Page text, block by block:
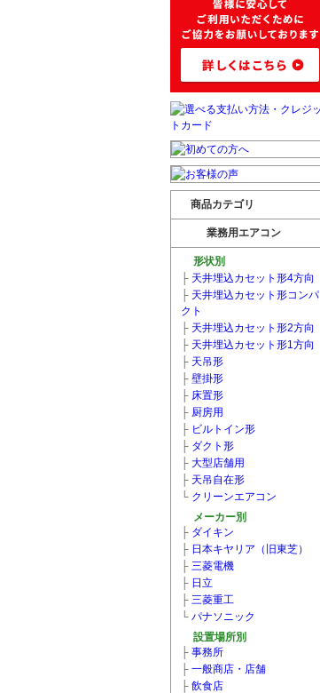
商品カテゴリ
業務用エアコン
形状別
├ 天井埋込カセット形4方向
├ 天井埋込カセット形コンパ
クト
├ 天井埋込カセット形2方向
├ 天井埋込カセット形1方向
├ 天吊形
├ 壁掛形
├ 床置形
├ 厨房用
├ ビルトイン形
├ ダクト形
├ 大型店舗用
├ 天吊自在形
└ クリーンエアコン
メーカー別
├ ダイキン
├ 日本キヤリア（旧東芝）
├ 三菱電機
├ 日立
├ 三菱重工
└ パナソニック
設置場所別
├ 事務所
├ 一般商店・店舗
├ 飲食店